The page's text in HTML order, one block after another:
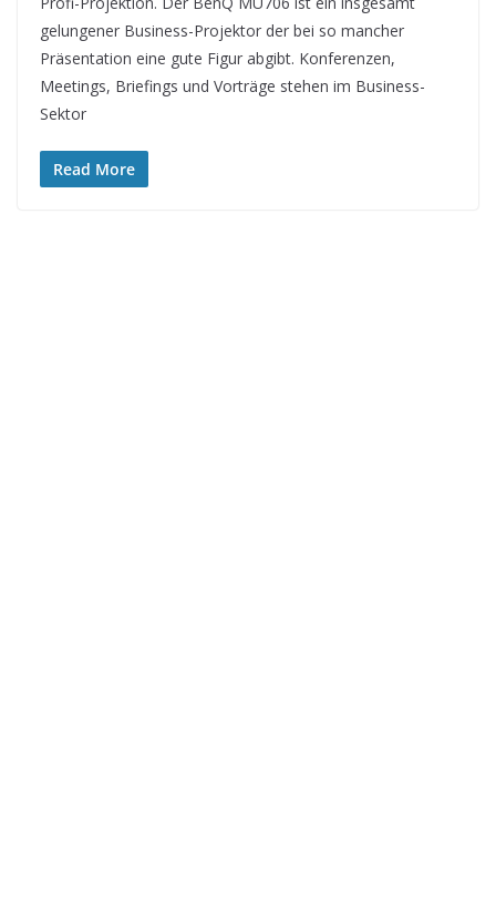
gelungener Business-Projektor der bei so mancher
Präsentation eine gute Figur abgibt. Konferenzen,
Meetings, Briefings und Vorträge stehen im Business-
Sektor
Read More